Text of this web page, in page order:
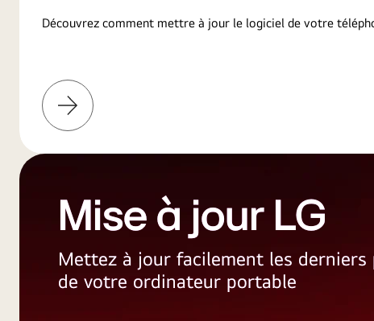
Découvrez comment mettre à jour le logiciel de votre
En
savoir
plus
Mise à jour LG
Mettez à jour facilement les
de votre ordinateur portable